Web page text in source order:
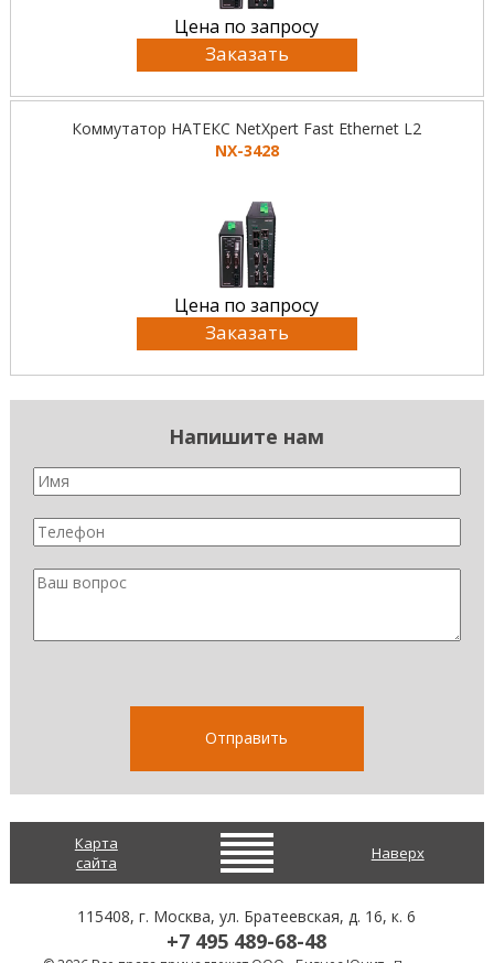
Цена по запросу
Заказать
Коммутатор НАТЕКС NetXpert Fast Ethernet L2
NX-3428
Цена по запросу
Заказать
Напишите нам
Карта
сайта
Наверх
115408, г. Москва,ул. Братеевская, д. 16, к. 6
+7 495 489-68-48